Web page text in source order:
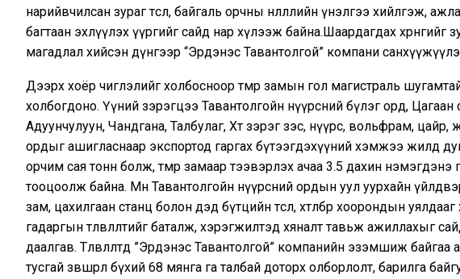
нарийвчилсан зураг төсөл, байгаль орчны нөлөөллийн үнэлгээ хийлгэж,
багтаан эхлүүлэх үүргийг сайд нар хүлээж байна.Шаардагдах хөрөнгийг
магадлал хийсэн дүнгээр “Эрдэнэс Тавантолгой” компани
Дээрх хоёр чиглэлийг холбосноор төмөр замын гол магистраль
холбогдоно. Үүний зэрэгцээ Тавантолгойн нүүрсний бүлэг орд, Цагаан
Адуунчулуун, Чандгана, Талбулаг, Хөөт зэрэг зэс, нүүрс, вольфрам,
ордыг ашигласнаар экспортод гаргах бүтээгдэхүүний хэмжээ жилд
орчим сая тонн болж, төмөр замаар тээвэрлэх ачаа 3.5 дахин нэмэгдэнэ
тооцоолж байна. Мөн Тавантолгойн нүүрсний ордын уул уурхайн
зам, цахилгаан станц болон дэд бүтцийн төсөл, хөтөлбөр хоорондын уялдааг
гадаргын төлөвлөлтийг баталж, хэрэгжилтэд хяналт тавьж ажиллахыг
даалгав. Төлөвлөлтөд ”Эрдэнэс Тавантолгой” компанийн эзэмшиж
тусгай зөвшөөрөл бүхий 68 мянга га талбай доторх олборлолт, барилга